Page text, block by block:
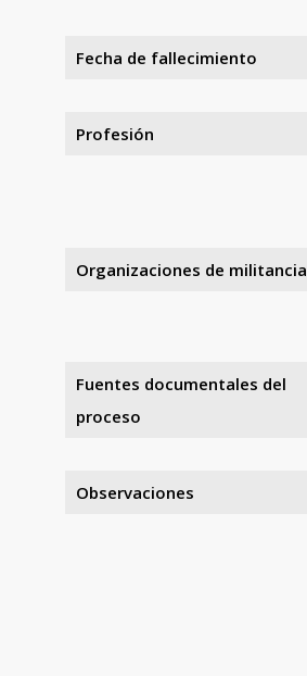
Fecha de fallecimiento
Profesión
Organizaciones de militancia
Fuentes documentales del
proceso
Observaciones